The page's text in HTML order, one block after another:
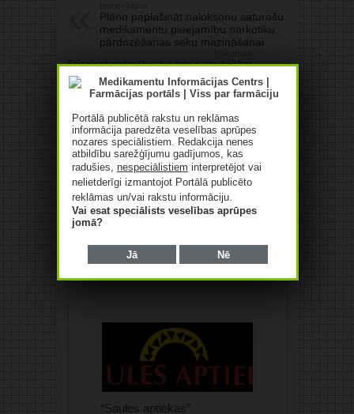
Plāno paplašināt naloksonu saturošu
medikamentu pieejamību narkotiku
pārdozēšanas seku mazināšanai
Stiprinot gatavību ārkārtas situācijām,
Baltijas valstu veselības ministri
paraksta saprašanās memorandu par
asins un medicīnisko resursu
nodrošinājumu
Saistītie raksti
Farmaceitisko izstrādājumu
vairumtirgotāja “Baltacon”
apgrozījums pērn audzis par
84,4%
“Saules aptiekas”
Portālā publicētā rakstu un reklāmas
informācija paredzēta veselības aprūpes
nozares speciālistiem. Redakcija nenes
atbildību sarežģījumu gadījumos, kas
radušies, nespeciālistiem interpretējot vai
nelietderīgi izmantojot Portālā publicēto
reklāmas un/vai rakstu informāciju.
Vai esat speciālists veselības aprūpes
jomā?
Jā Nē